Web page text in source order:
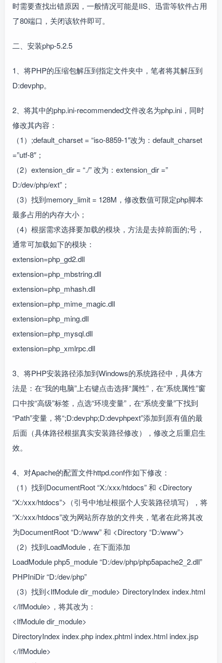
时需要查找出错原因，一般情况可能是IIS、迅雷等软件占用
了80端口，关闭该软件即可。
二、安装php-5.2.5
1、将PHP的压缩包解压到指定文件夹中，笔者将其解压到
D:devphp。
2、将其中的php.ini-recommended文件改名为php.ini，同时
修改其内容：
（1）;default_charset = “iso-8859-1″改为：default_charset
=”utf-8″；
（2）extension_dir = “./” 改为：extension_dir =”
D:/dev/php/ext”；
（3）找到memory_limit = 128M，修改数值可限定php脚本
最多占用的内存大小；
（4）根据需求选择要加载的模块，方法是去掉前面的;号，
通常可加载如下的模块：
extension=php_gd2.dll
extension=php_mbstring.dll
extension=php_mhash.dll
extension=php_mime_magic.dll
extension=php_ming.dll
extension=php_mysql.dll
extension=php_xmlrpc.dll
3、将PHP安装路径添加到Windows的系统路径中，具体方
法是：在“我的电脑”上右键点击选择“属性”，在“系统属性”窗
口中按“高级”标签，点选“环境变量”，在“系统变量”下找到
“Path”变量，将“;D:devphp;D:devphpext”添加到原有值的最
后面（具体路径根据真实安装路径修改），修改之后重启生
效。
4、对Apache的配置文件httpd.conf作如下修改：
（1）找到DocumentRoot “X:/xxx/htdocs” 和 <Directory
“X:/xxx/htdocs”>（引号中地址根据个人安装路径填写），将
“X:/xxx/htdocs”改为网站所存放的文件夹，笔者在此将其改
为DocumentRoot “D:/www” 和 <Directory “D:/www”>
（2）找到LoadModule，在下面添加
LoadModule php5_module “D:/dev/php/php5apache2_2.dll”
PHPIniDir “D:/dev/php”
（3）找到<IfModule dir_module> DirectoryIndex index.html
</IfModule>，将其改为：
<IfModule dir_module>
DirectoryIndex index.php index.phtml index.html index.jsp
</IfModule>